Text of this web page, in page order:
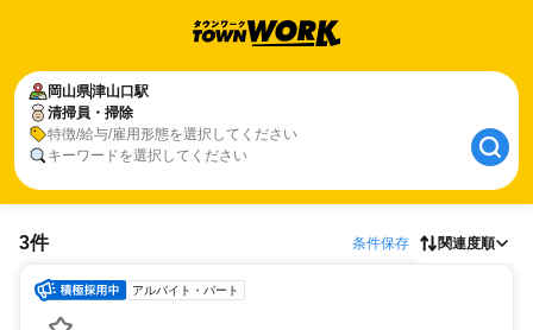
岡山県津山口駅
清掃員・掃除
特徴/給与/雇用形態を選択してください
キーワードを選択してください
3件 条件保存 関連度順
アルバイト・パート